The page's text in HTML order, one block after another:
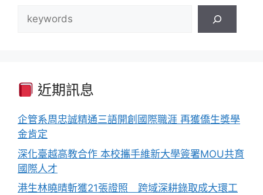
近期訊息
企管系周忠誠精通三語開創國際職涯 再獲僑生獎學
金肯定
深化臺越高教合作 本校攜手維新大學簽署MOU共育
國際人才
港生林曉晴斬獲21張證照 跨域深耕錄取成大環工